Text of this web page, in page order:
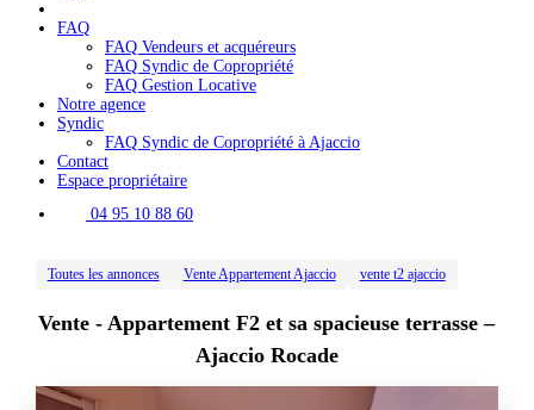
FAQ
FAQ Vendeurs et acquéreurs
FAQ Syndic de Copropriété
FAQ Gestion Locative
Notre agence
Syndic
FAQ Syndic de Copropriété à Ajaccio
Contact
Espace propriétaire
04 95 10 88 60
Toutes les annonces Vente Appartement Ajaccio vente t2 ajaccio
Vente -Appartement F2 et sa spacieuse terrasse –
Ajaccio Rocade